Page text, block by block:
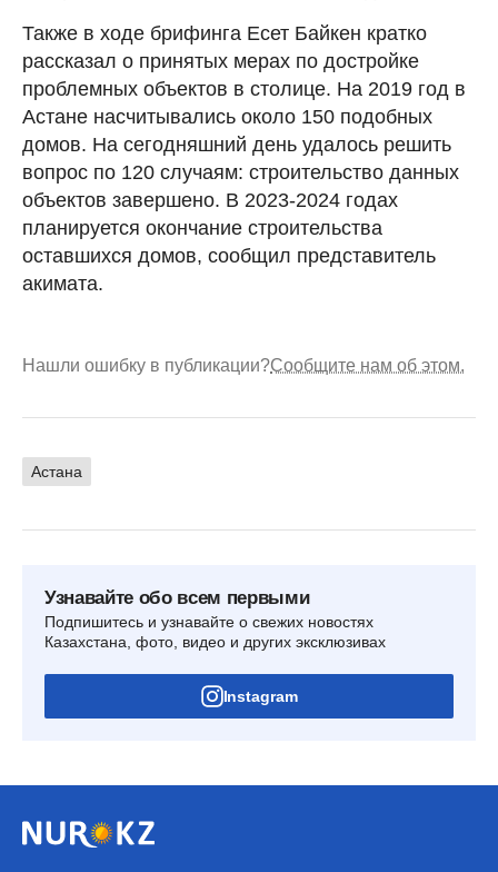
Также в ходе брифинга Есет Байкен кратко
рассказал о принятых мерах по достройке
проблемных объектов в столице. На 2019 год в
Астане насчитывались около 150 подобных
домов. На сегодняшний день удалось решить
вопрос по 120 случаям: строительство данных
объектов завершено. В 2023-2024 годах
планируется окончание строительства
оставшихся домов, сообщил представитель
акимата.
Нашли ошибку в публикации?Сообщите нам об этом.
Астана
Узнавайте обо всем первыми
Подпишитесь и узнавайте о свежих новостях
Казахстана, фото, видео и других эксклюзивах
Instagram